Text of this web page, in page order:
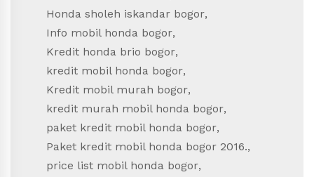
Honda sholeh iskandar bogor,
Info mobil honda bogor,
Kredit honda brio bogor,
kredit mobil honda bogor,
Kredit mobil murah bogor,
kredit murah mobil honda bogor,
paket kredit mobil honda bogor,
Paket kredit mobil honda bogor 2016.,
price list mobil honda bogor,